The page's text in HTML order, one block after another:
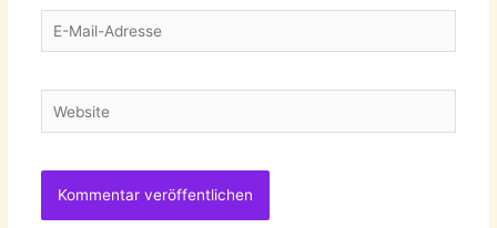
E-
Mail-
Website